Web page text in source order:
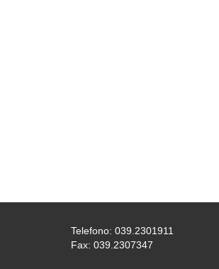
Telefono: 039.2301911
Fax: 039.2307347